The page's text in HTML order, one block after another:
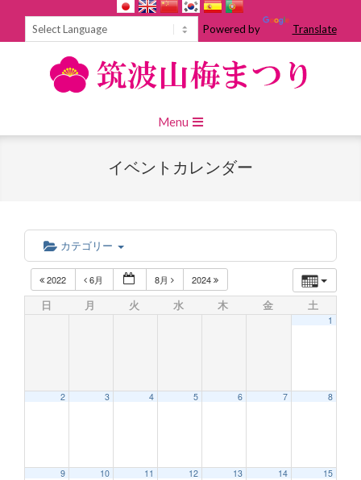
Powered by Translate
Navigation
Menu
イベントカレンダー
カテゴリー
2022 6月 8月 2024
日 月 火 水 木 金 土
1
2 3 4 5 6 7 8
9 10 11 12 13 14 15